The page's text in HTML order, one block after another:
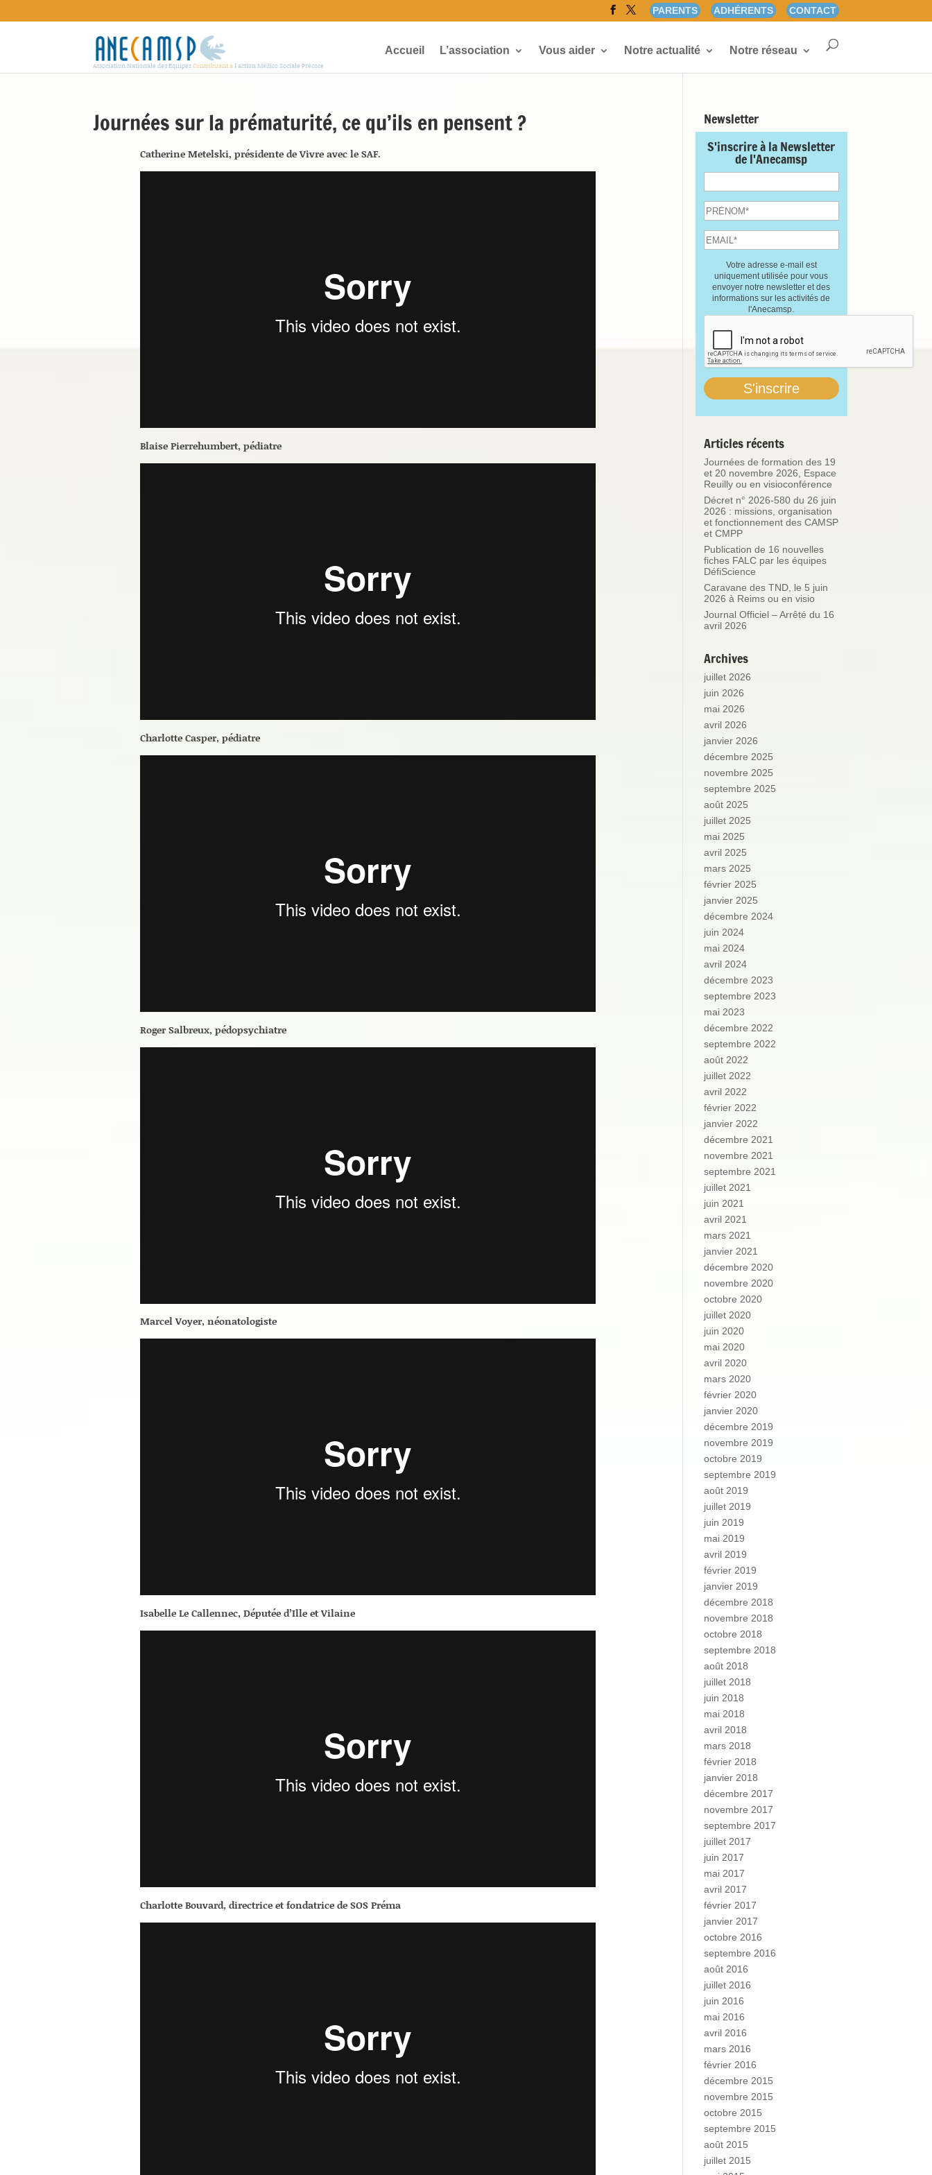
PARENTS ADHÉRENTS CONTACT
Association Nationale des EquipesContribuant àl'action Médico Sociale Précoce
Accueil L’association Vous aider Notre actualité Notre réseau
Journées sur la prématurité, ce qu’ils en pensent ?
Catherine Metelski, présidente de Vivre avec le SAF.
Blaise Pierrehumbert, pédiatre
Charlotte Casper, pédiatre
Roger Salbreux, pédopsychiatre
Marcel Voyer, néonatologiste
Isabelle Le Callennec, Députée d’Ille et Vilaine
Charlotte Bouvard, directrice et fondatrice de SOS Préma
Newsletter
S'inscrire à la Newsletter
de l'Anecamsp
Votre adresse e-mail est
uniquement utilisée pour vous
envoyer notre newsletter et des
informations sur les activités de
l'Anecamsp.
Articles récents
Journées de formation des 19
et 20 novembre 2026, Espace
Reuilly ou en visioconférence
Décret n° 2026-580 du 26 juin
2026 : missions, organisation
et fonctionnement des CAMSP
et CMPP
Publication de 16 nouvelles
fiches FALC par les équipes
DéfiScience
Caravane des TND, le 5 juin
2026 à Reims ou en visio
Journal Officiel – Arrêté du 16
avril 2026
Archives
juillet 2026
juin 2026
mai 2026
avril 2026
janvier 2026
décembre 2025
novembre 2025
septembre 2025
août 2025
juillet 2025
mai 2025
avril 2025
mars 2025
février 2025
janvier 2025
décembre 2024
juin 2024
mai 2024
avril 2024
décembre 2023
septembre 2023
mai 2023
décembre 2022
septembre 2022
août 2022
juillet 2022
avril 2022
février 2022
janvier 2022
décembre 2021
novembre 2021
septembre 2021
juillet 2021
juin 2021
avril 2021
mars 2021
janvier 2021
décembre 2020
novembre 2020
octobre 2020
juillet 2020
juin 2020
mai 2020
avril 2020
mars 2020
février 2020
janvier 2020
décembre 2019
novembre 2019
octobre 2019
septembre 2019
août 2019
juillet 2019
juin 2019
mai 2019
avril 2019
février 2019
janvier 2019
décembre 2018
novembre 2018
octobre 2018
septembre 2018
août 2018
juillet 2018
juin 2018
mai 2018
avril 2018
mars 2018
février 2018
janvier 2018
décembre 2017
novembre 2017
septembre 2017
juillet 2017
juin 2017
mai 2017
avril 2017
février 2017
janvier 2017
octobre 2016
septembre 2016
août 2016
juillet 2016
juin 2016
mai 2016
avril 2016
mars 2016
février 2016
décembre 2015
novembre 2015
octobre 2015
septembre 2015
août 2015
juillet 2015